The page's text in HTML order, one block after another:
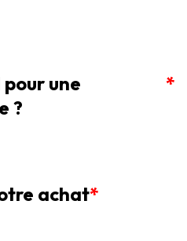
*
une
?
*
achat